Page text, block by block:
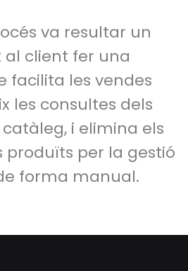
va resultar un
client fer una
facilita les vendes
les consultes dels
i elimina els
produïts per la gestió
forma manual.